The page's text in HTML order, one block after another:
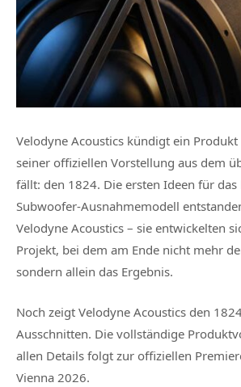
Velodyne Acoustics kündigt ein
seiner offiziellen Vorstellung aus dem
fällt: den 1824. Die ersten Ideen für
Subwoofer-Ausnahmemodell
Velodyne Acoustics – sie entwickelten
Projekt, bei dem am Ende nicht mehr
sondern allein das Ergebnis.
Noch zeigt Velodyne Acoustics den
Ausschnitten. Die vollständige
allen Details folgt zur offiziellen
Vienna 2026.